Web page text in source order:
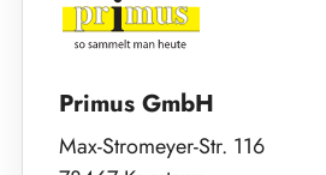
Primus GmbH
Max-Stromeyer-Str. 116